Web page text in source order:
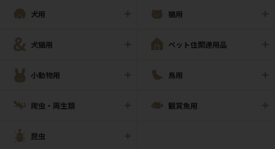
犬用 猫用
犬猫用 ペット住関連用品
小動物用 鳥用
爬虫・両生類 観賞魚用
昆虫